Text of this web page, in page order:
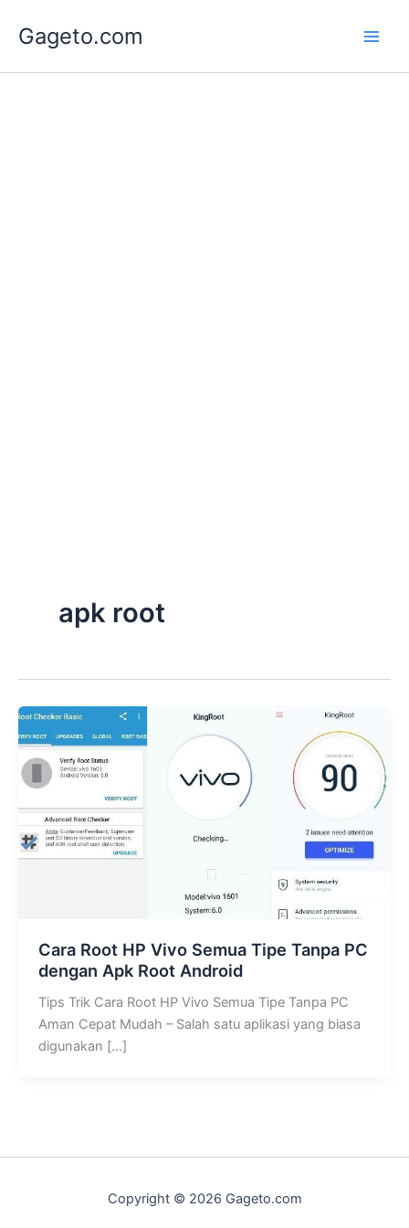
Gageto.com
apk root
Cara Root HP Vivo Semua Tipe Tanpa PC
dengan Apk Root Android
Tips Trik Cara Root HP Vivo Semua Tipe Tanpa PC
Aman Cepat Mudah – Salah satu aplikasi yang biasa
digunakan […]
Copyright © 2026 Gageto.com